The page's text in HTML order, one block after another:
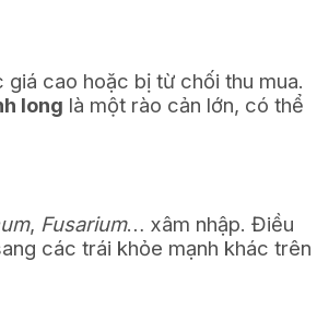
cao hoặc bị từ chối thu mua.
long là một rào cản lớn, có thể
, Fusarium… xâm nhập. Điều
các trái khỏe mạnh khác trên